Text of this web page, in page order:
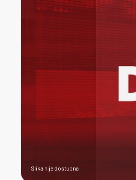
Slika nije dostupna